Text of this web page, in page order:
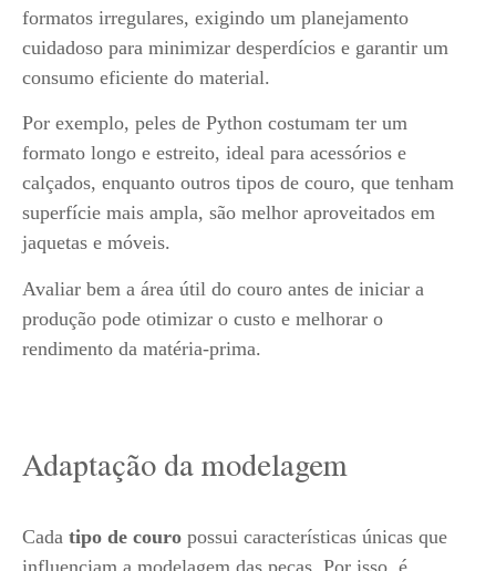
formatos irregulares, exigindo um planejamento
cuidadoso para minimizar desperdícios e garantir um
consumo eficiente do material.
Por exemplo, peles de Python costumam ter um
formato longo e estreito, ideal para acessórios e
calçados, enquanto outros tipos de couro, que tenham
superfície mais ampla, são melhor aproveitados em
jaquetas e móveis.
Avaliar bem a área útil do couro antes de iniciar a
produção pode otimizar o custo e melhorar o
rendimento da matéria-prima.
Adaptação da modelagem
Cada tipo de couro possui características únicas que